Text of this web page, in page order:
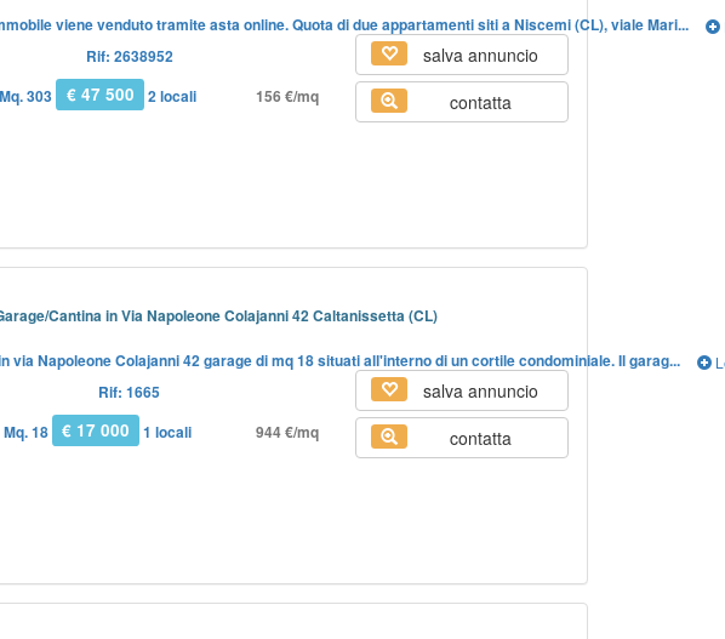
viene venduto tramite asta online. Quota di due appartamenti siti a Niscemi (CL), viale Mari...
Rif: 2638952
Mq. 303
€ 47 500 2 locali 156 €/mq
salva annuncio
contatta
Cantina in Via Napoleone Colajanni 42 Caltanissetta (CL)
via Napoleone Colajanni 42 garage di mq 18 situati all'interno di un cortile condominiale. Il garag...
Rif: 1665
Mq. 18
€ 17 000 1 locali 944 €/mq
salva annuncio
contatta